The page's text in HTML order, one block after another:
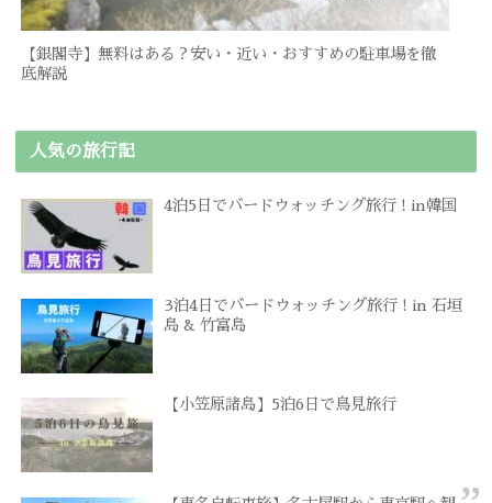
【銀閣寺】無料はある？安い・近い・おすすめの駐車場を徹
底解説
人気の旅行記
4泊5日でバードウォッチング旅行 ! in韓国
3泊4日でバードウォッチング旅行 ! in 石垣
島 & 竹富島
【小笠原諸島】5泊6日で鳥見旅行